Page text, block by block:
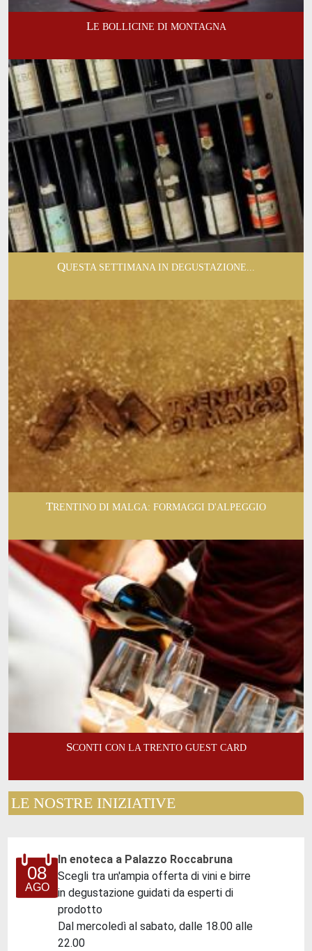
LE BOLLICINE DI MONTAGNA
QUESTA SETTIMANA IN DEGUSTAZIONE...
TRENTINO DI MALGA: FORMAGGI D'ALPEGGIO
SCONTI CON LA TRENTO GUEST CARD
LE NOSTRE INIZIATIVE
08
AGO
In enoteca a Palazzo Roccabruna
Scegli tra un'ampia offerta di vini e birre
in degustazione guidati da esperti di
prodotto
Dal mercoledì al sabato, dalle 18.00 alle
22.00